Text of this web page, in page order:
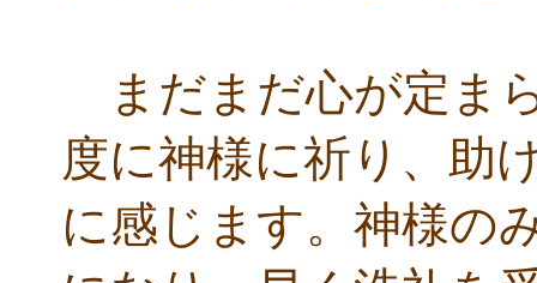
まだまだ心が定ま
度に神様に祈り、助
に感じます。神様の